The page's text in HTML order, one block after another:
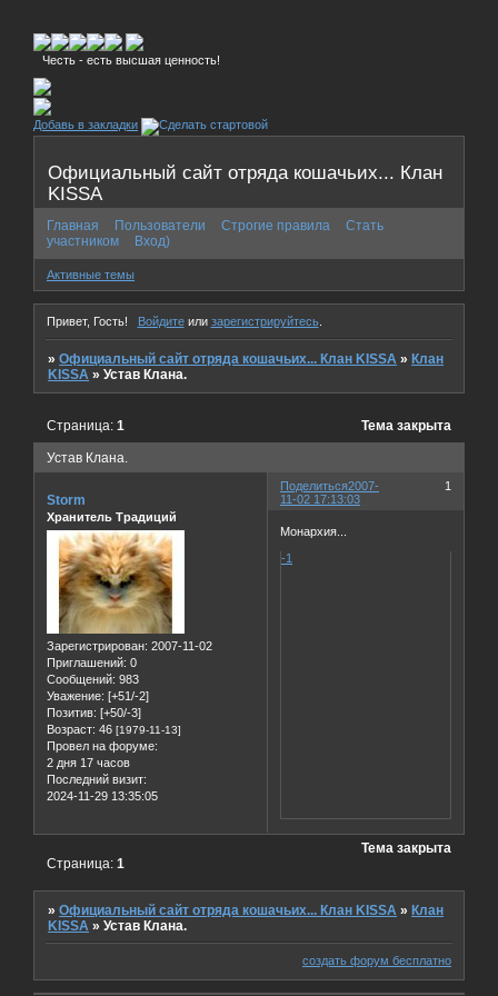
Честь - есть высшая ценность!
Добавь в закладки
Официальный сайт отряда кошачьих... Клан
KISSA
Главная Пользователи Строгие правила
Стать
участником
Вход)
Активные темы
Привет, Гость! Войдитеили зарегистрируйтесь.
»Официальный сайт отряда кошачьих... Клан KISSA »Клан
KISSA »Устав Клана.
Устав Клана.
Страница:1 Тема закрыта
Поделиться 1
2007-
11-02 17:13:03
Storm
Хранитель Традиций
Зарегистрирован: 2007-11-02
Приглашений: 0
Сообщений: 983
Уважение: [+51/-2]
Позитив: [+50/-3]
Возраст: 46 [1979-11-13]
Провел на форуме:
2 дня 17 часов
Последний визит:
2024-11-29 13:35:05
Монархия...
-1
Тема закрыта
Страница:1
»Официальный сайт отряда кошачьих... Клан KISSA »Клан
KISSA »Устав Клана.
создать форум бесплатно